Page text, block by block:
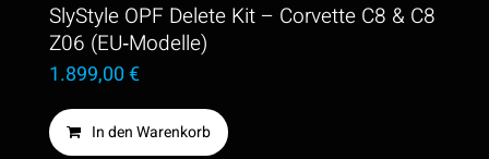
SlyStyle OPF Delete Kit – Corvette C8 & C8
Z06 (EU‑Modelle)
1.899,00€
In den Warenkorb